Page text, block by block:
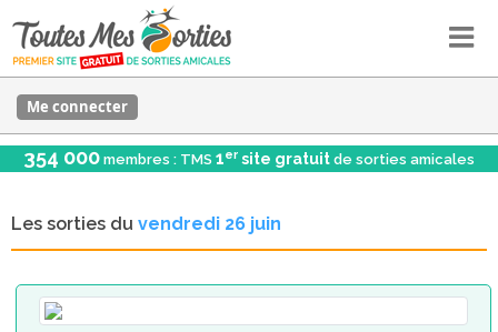
Me connecter
354 000 membres : TMS 1er site gratuit de sorties amicales
Les sorties du vendredi 26 juin